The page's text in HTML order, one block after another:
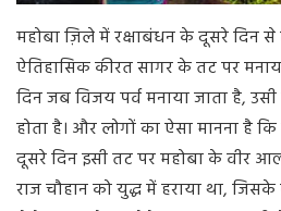
महोबा ज़िले में रक्षाबंधन के दूसरे दिन
ऐतिहासिक कीरत सागर के तट पर
दिन जब विजय पर्व मनाया जाता है,
होता है। और लोगों का ऐसा मानना है
दूसरे दिन इसी तट पर महोबा के वीर
राज चौहान को युद्ध में हराया था,